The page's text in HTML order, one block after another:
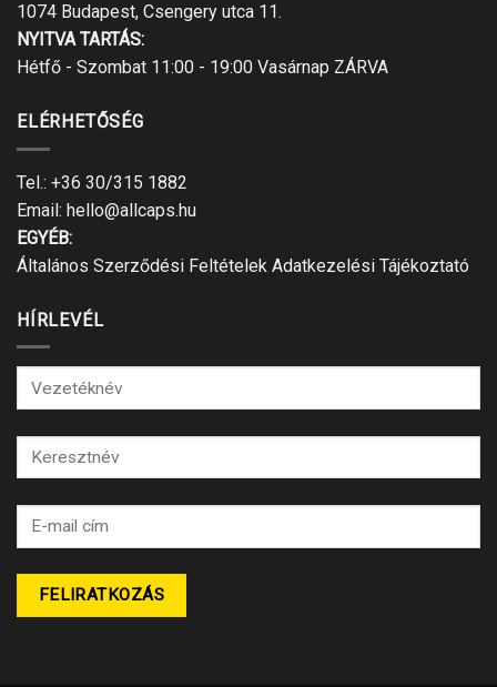
1074 Budapest, Csengery utca 11.
NYITVA TARTÁS:
Hétfő - Szombat 11:00 - 19:00 Vasárnap ZÁRVA
ELÉRHETŐSÉG
Tel.: +36 30/315 1882
Email: hello@allcaps.hu
EGYÉB:
Általános Szerződési Feltételek Adatkezelési Tájékoztató
HÍRLEVÉL